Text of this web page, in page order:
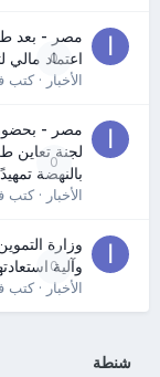
0
مصر - بعد
اعتماد مالي
الأخبار· كتب
0
مصر - بحضور
لجنة تعاين
بالنهضة
الأخبار· كتب
0
وزارة
وآلية
الأخبار· كتب
شنطة